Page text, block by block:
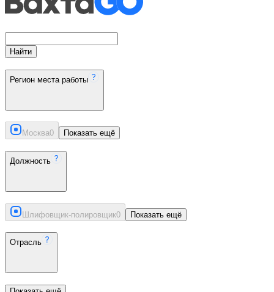
Найти
Регион места работы
Москва0 Показать ещё
Должность
Шлифовщик-полировщик0 Показать ещё
Отрасль